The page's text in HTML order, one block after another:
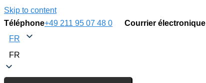
Skip to content
Téléphone+49 211 95 07 48 0 Courrier électronique
FR
FR